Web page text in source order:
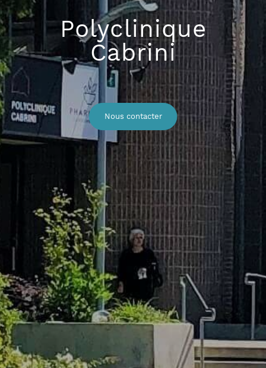
Polyclinique
Cabrini
Nous contacter